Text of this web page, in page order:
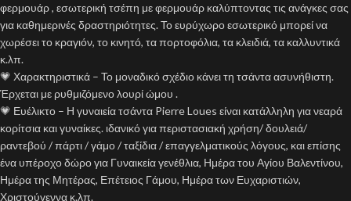
φερμουάρ , εσωτερική τσέπη με φερμουάρ καλύπτοντας τις ανάγκες σας
για καθημερινές δραστηριότητες. Το ευρύχωρο εσωτερικό μπορεί να
χωρέσει το κραγιόν, το κινητό, τα πορτοφόλια, τα κλειδιά, τα καλλυντικά
κ.λπ.
💗 Χαρακτηριστικά – Το μοναδικό σχέδιο κάνει τη τσάντα ασυνήθιστη.
Έρχεται με ρυθμιζόμενο λουρί ώμου .
💗 Ευέλικτο – Η γυναιεία τσάντα Pierre Loues είναι κατάλληλη για νεαρά
κορίτσια και γυναίκες. ιδανικό για περιστασιακή χρήση/ δουλειά/
ραντεβού / πάρτι / γάμο / ταξίδια / επαγγελματικούς λόγους, και επίσης
ένα υπέροχο δώρο για Γυναικεία γενέθλια, Ημέρα του Αγίου Βαλεντίνου,
Ημέρα της Μητέρας, Επέτειος Γάμου, Ημέρα των Ευχαριστιών,
Χριστούγεννα κ.λπ.